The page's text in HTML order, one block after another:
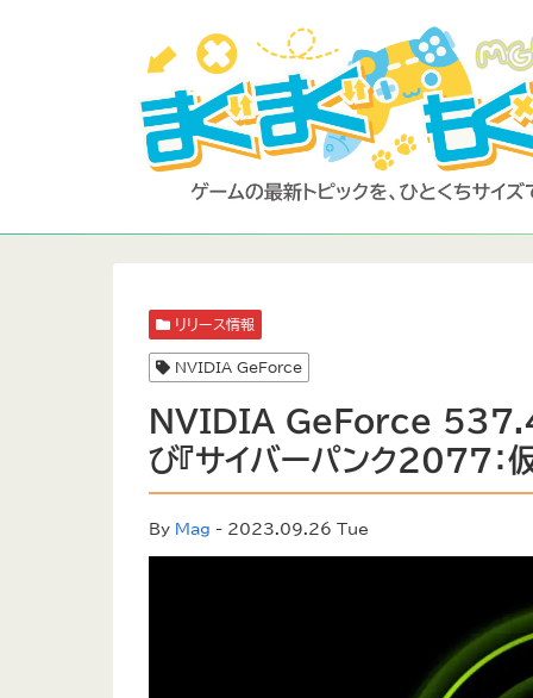
リリース情報
NVIDIA GeForce
NVIDIA GeForce
び『サイバーパンク2077：
By Mag - 2023.09.26 Tue